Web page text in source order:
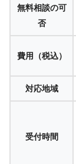
無料相談の可
否
費用（税込）
対応地域
受付時間